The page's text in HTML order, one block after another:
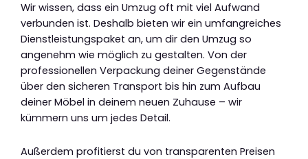
Wir wissen, dass ein Umzug oft mit viel Aufwand
verbunden ist. Deshalb bieten wir ein umfangreiches
Dienstleistungspaket an, um dir den Umzug so
angenehm wie möglich zu gestalten. Von der
professionellen Verpackung deiner Gegenstände
über den sicheren Transport bis hin zum Aufbau
deiner Möbel in deinem neuen Zuhause – wir
kümmern uns um jedes Detail.
Außerdem profitierst du von transparenten Preisen